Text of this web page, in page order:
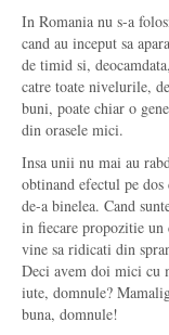
In Romania nu s-a
cand au inceput sa
de timid si,
catre toate nivelurile,
buni, poate chiar o
din orasele mici.
Insa unii nu mai au
obtinand efectul pe
de-a binelea. Cand
in fiecare propozitie un
vine sa ridicati din
Deci avem doi mici cu
iute, domnule?
buna, domnule!